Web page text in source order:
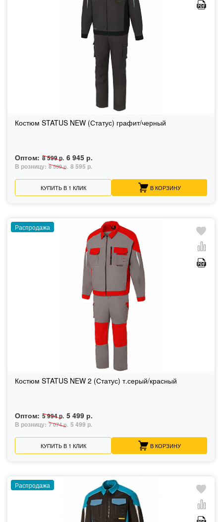
Костюм STATUS NEW (Статус) графит/черный
Оптом: 8 599 р. 6 945 р.
В розницу: 8 599 р. 8 595 р.
КУПИТЬ В 1 КЛИК В КОРЗИНУ
Распродажа
Костюм STATUS NEW 2 (Статус) т.серый/красный
Оптом: 5 994 р. 5 499 р.
В розницу: 7 074 р. 5 499 р.
КУПИТЬ В 1 КЛИК В КОРЗИНУ
Распродажа